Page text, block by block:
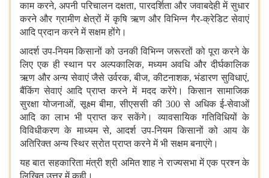
काम करने, अपनी परिचालन दक्षता, पारदर्शिता और जवाबदेही में सुधार
करने और ग्रामीण क्षेत्रों में कृषि ऋण और विभिन्न गैर-क्रेडिट सेवाएं
आदि प्रदान करने में सक्षम होंगे।
आदर्श उप-नियम किसानों को उनकी विभिन्न जरूरतों को पूरा करने के
लिए एक ही स्थान पर अल्पकालिक, मध्यम अवधि और दीर्घकालिक
ऋण और अन्य सेवाएं जैसे उर्वरक, बीज, कीटनाशक, भंडारण सुविधाएं,
बैंकिंग सेवाएं आदि प्राप्त करने में मदद करेंगे। किसान सामाजिक
सुरक्षा योजनाओं, सूक्ष्म बीमा, सीएससी की 300 से अधिक ई-सेवाओं
आदि का लाभ भी प्राप्त कर सकेंगे। व्यावसायिक गतिविधियों के
विविधीकरण के माध्यम से, आदर्श उप-नियम किसानों को आय के
अतिरिक्त अन्य स्थिर स्रोत प्राप्त करने में भी सक्षम बनाएंगे।
यह बात सहकारिता मंत्री श्री अमित शाह ने राज्यसभा में एक प्रश्न के